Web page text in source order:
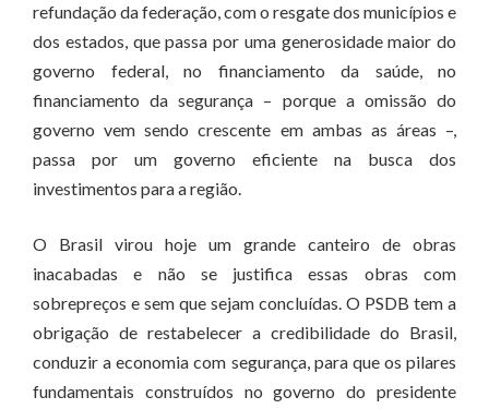
refundação da federação, com o resgate dos municípios e
dos estados, que passa por uma generosidade maior do
governo federal, no financiamento da saúde, no
financiamento da segurança – porque a omissão do
governo vem sendo crescente em ambas as áreas –,
passa por um governo eficiente na busca dos
investimentos para a região.
O Brasil virou hoje um grande canteiro de obras
inacabadas e não se justifica essas obras com
sobrepreços e sem que sejam concluídas. O PSDB tem a
obrigação de restabelecer a credibilidade do Brasil,
conduzir a economia com segurança, para que os pilares
fundamentais construídos no governo do presidente